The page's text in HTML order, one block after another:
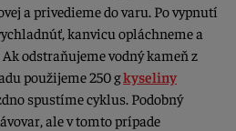
a privedieme do varu. Po vypnutí
kanvicu opláchneme a
odstraňujeme vodný kameň z
použijeme 250 gkyseliny
spustíme cyklus. Podobný
ale v tomto prípade